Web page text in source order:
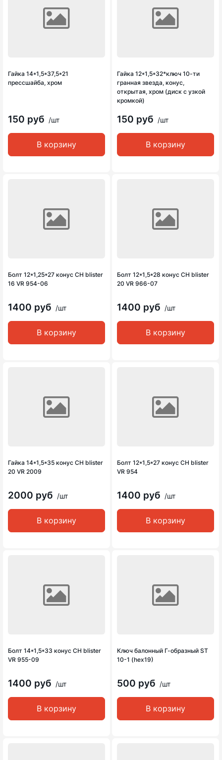
Гайка 14*1,5*37,5*21
прессшайба, хром
150 руб /шт
В корзину
Гайка 12*1,5*32*ключ 10-ти
гранная звезда, конус,
открытая, хром (диск с узкой
кромкой)
150 руб /шт
В корзину
Болт 12*1,25*27 конус CH blister
16 VR 954-06
1400 руб /шт
В корзину
Болт 12*1,5*28 конус CH blister
20 VR 966-07
1400 руб /шт
В корзину
Гайка 14*1,5*35 конус CH blister
20 VR 2009
2000 руб /шт
В корзину
Болт 12*1,5*27 конус CH blister
VR 954
1400 руб /шт
В корзину
Болт 14*1,5*33 конус CH blister
VR 955-09
1400 руб /шт
В корзину
Ключ балонный Г-образный ST
10-1 (hex19)
500 руб /шт
В корзину